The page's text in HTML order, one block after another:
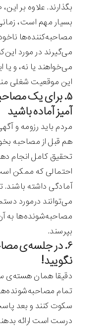
بسیار مهم است،
مصاحبه‌کننده‌ها
می‌گیرند در مورد
می‌خواهند یا نه، و
این موقعیت شغلی
۵. برای یک
آمیز آماده باشید
مردم باید رزومه و
هم قبل از مصاحبه
تحقیق کامل انجام
احتمالی که ممکن
آمادگی داشته باشند.
می‌توانند درمورد
مصاحبه‌شونده‌ها به
بپرسند.
۶. در جلسه‌ی
نگویید!
دقیقا همان هسته‌ی
تمام
سکوت کنند و بعد
درست است ارائه